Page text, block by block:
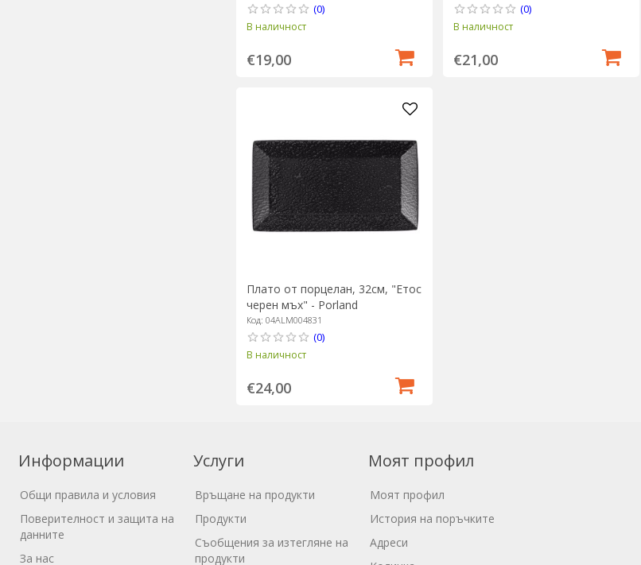
(0)
В наличност
€19,00
(0)
В наличност
€21,00
Плато от порцелан, 32см, "Етос
черен мъх" - Porland
Код: 04ALM004831
(0)
В наличност
€24,00
Информации
Общи правила и условия
Поверителност и защита на
данните
За нас
Услуги
Връщане на продукти
Продукти
Съобщения за изтегляне на
продукти
Моят профил
Моят профил
История на поръчките
Адреси